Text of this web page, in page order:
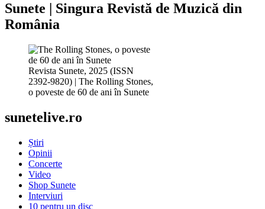
Sunete | Singura Revistă de Muzică din
România
Revista Sunete, 2025 (ISSN
2392-9820) | The Rolling Stones,
o poveste de 60 de ani în Sunete
sunetelive.ro
Știri
Opinii
Concerte
Video
Shop Sunete
Interviuri
10 pentru un disc